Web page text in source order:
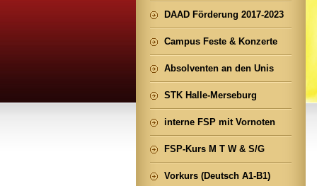
DAAD Förderung 2017-2023
Campus Feste & Konzerte
Absolventen an den Unis
STK Halle-Merseburg
interne FSP mit Vornoten
FSP-Kurs M T W & S/G
Vorkurs (Deutsch A1-B1)